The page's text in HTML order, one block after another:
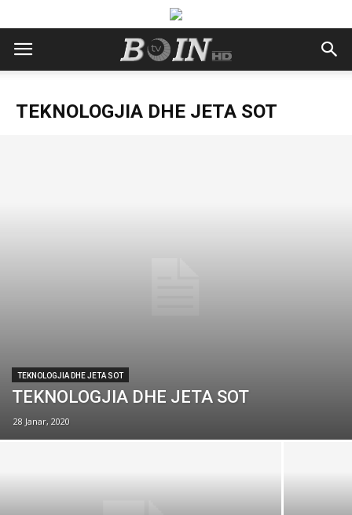
TEKNOLOGJIA DHE JETA SOT
TEKNOLOGJIA DHE JETA SOT
TEKNOLOGJIA DHE JETA SOT
28 Janar, 2020